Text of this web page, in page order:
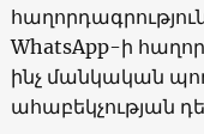
WhatsApp-ի
ինչ մանկական
ահաբեկչության